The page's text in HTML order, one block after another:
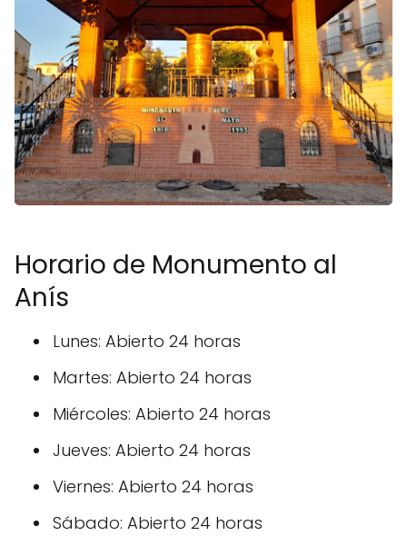
Horario de Monumento al
Anís
Lunes: Abierto 24 horas
Martes: Abierto 24 horas
Miércoles: Abierto 24 horas
Jueves: Abierto 24 horas
Viernes: Abierto 24 horas
Sábado: Abierto 24 horas